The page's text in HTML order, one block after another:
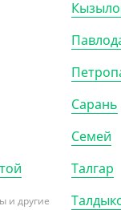
черные,
и другие
Сарань
Семей
Талгар